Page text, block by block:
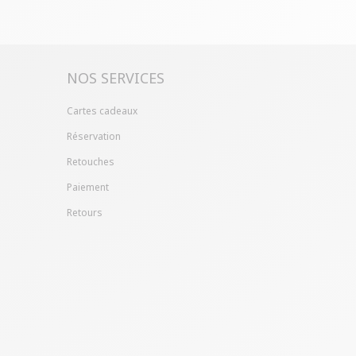
NOS SERVICES
Cartes cadeaux
Réservation
Retouches
Paiement
Retours